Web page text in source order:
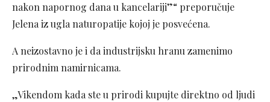
nakon napornog dana u kancelariji”“ preporučuje
Jelena iz ugla naturopatije kojoj je posvećena.
A neizostavno je i da industrijsku hranu zamenimo
prirodnim namirnicama.
„Vikendom kada ste u prirodi kupujte direktno od ljudi